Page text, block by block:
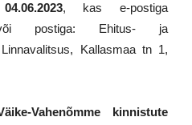
, kas e-postiga
või postiga: Ehitus- ja
Kallasmaa tn 1,
Vahenõmme kinnistute